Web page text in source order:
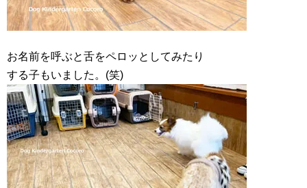
お名前を呼ぶと舌をペロッとしてみたり
する子もいました。(笑)